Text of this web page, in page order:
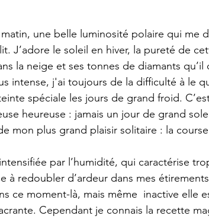
une belle luminosité polaire qui me
J’adore le soleil en hiver, la pureté de
la neige et ses tonnes de diamants
intense, j'ai toujours de la difficulté à le
spéciale les jours de grand froid.
heureuse : jamais un jour de grand
mon plus grand plaisir solitaire : la
par l’humidité, qui caractérise
à redoubler d’ardeur dans mes
ce moment-là, mais même  inactive elle
Cependant je connais la recette